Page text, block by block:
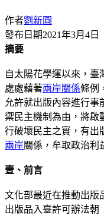
作者劉新圓
發布日期2021年3月4日
摘要
自太陽花學運以來，臺
處處藉著兩岸關係條例
允許就出版內容進行事
禦民主機制為由，將啟
行破壞民主之實，有出
兩岸關係，牟取政治利
壹、前言
文化部最近在推動出版
出版品入臺許可辦法朝